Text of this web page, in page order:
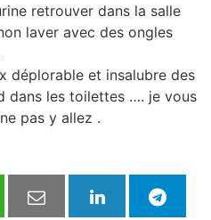
retrouver dans la salle
laver avec des ongles
déplorable et insalubre des
dans les toilettes …. je vous
pas y allez .